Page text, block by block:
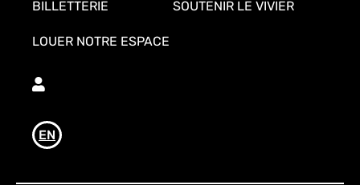
BILLETTERIE SOUTENIR LE VIVIER
LOUER NOTRE ESPACE
EN